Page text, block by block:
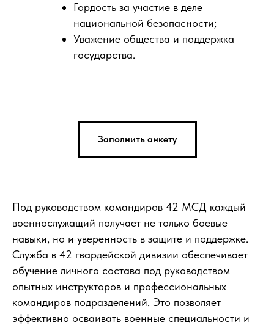
Гордость за участие в деле
национальной безопасности;
Уважение общества и поддержка
государства.
Заполнить анкету
Под руководством командиров 42 МСД каждый
военнослужащий получает не только боевые
навыки, но и уверенность в защите и поддержке.
Служба в 42 гвардейской дивизии обеспечивает
обучение личного состава под руководством
опытных инструкторов и профессиональных
командиров подразделений. Это позволяет
эффективно осваивать военные специальности и